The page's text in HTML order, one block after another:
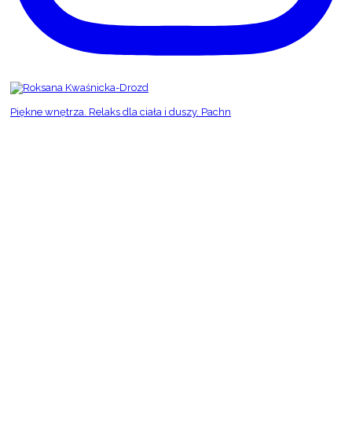
Piękne wnętrza. Relaks dla ciała i duszy. Pachn